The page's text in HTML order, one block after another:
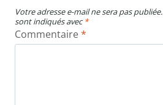
Votre adresse e-mail ne sera pas publiée.
sont indiqués avec*
Commentaire*